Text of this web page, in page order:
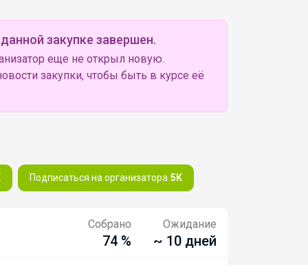
закупке завершен.
еще не открыл новую.
закупки, чтобы быть в курсе её
Подписаться на организатора 5K
Собрано
74 %
Ожидание
~ 10 дней